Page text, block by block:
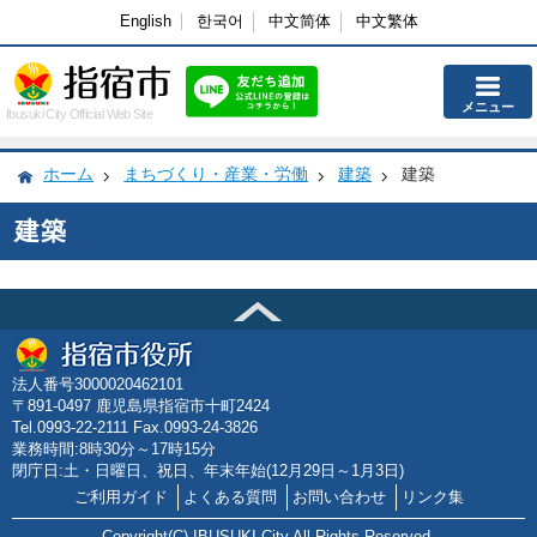
English 한국어 中文简体 中文繁体
Ibusuki City Official Web Site メニュー
ホーム まちづくり・産業・労働 建築 建築
建築
法人番号3000020462101
〒891-0497 鹿児島県指宿市十町2424
Tel.0993-22-2111 Fax.0993-24-3826
業務時間:8時30分～17時15分
閉庁日:土・日曜日、祝日、年末年始(12月29日～1月3日)
ご利用ガイド
よくある質問 お問い合わせ リンク集